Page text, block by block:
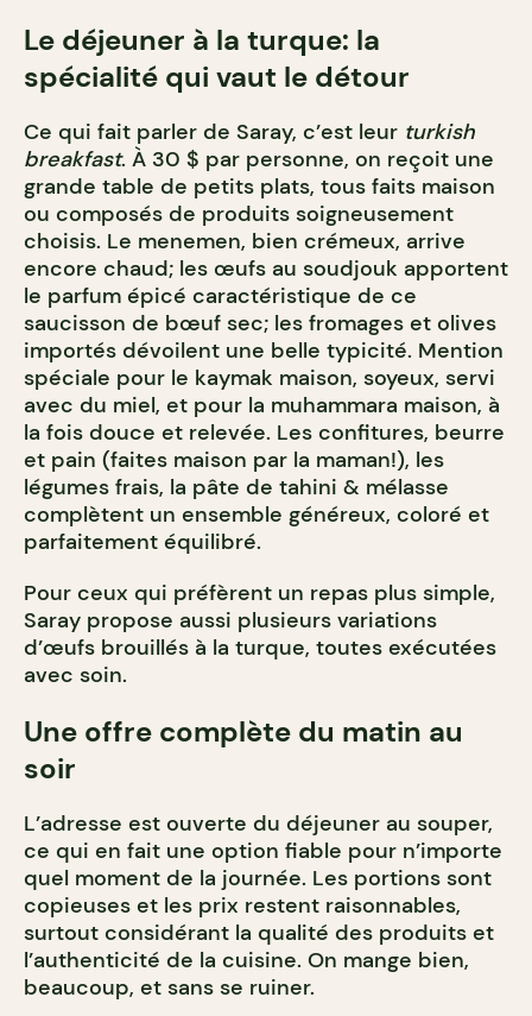
Le déjeuner à la turque: la
spécialité qui vaut le détour
Ce qui fait parler de Saray, c’est leur turkish
breakfast. À 30 $ par personne, on reçoit une
grande table de petits plats, tous faits maison
ou composés de produits soigneusement
choisis. Le menemen, bien crémeux, arrive
encore chaud; les œufs au soudjouk apportent
le parfum épicé caractéristique de ce
saucisson de bœuf sec; les fromages et olives
importés dévoilent une belle typicité. Mention
spéciale pour le kaymak maison, soyeux, servi
avec du miel, et pour la muhammara maison, à
la fois douce et relevée. Les confitures, beurre
et pain (faites maison par la maman!), les
légumes frais, la pâte de tahini & mélasse
complètent un ensemble généreux, coloré et
parfaitement équilibré.
Pour ceux qui préfèrent un repas plus simple,
Saray propose aussi plusieurs variations
d’œufs brouillés à la turque, toutes exécutées
avec soin.
Une offre complète du matin au
soir
L’adresse est ouverte du déjeuner au souper,
ce qui en fait une option fiable pour n’importe
quel moment de la journée. Les portions sont
copieuses et les prix restent raisonnables,
surtout considérant la qualité des produits et
l’authenticité de la cuisine. On mange bien,
beaucoup, et sans se ruiner.